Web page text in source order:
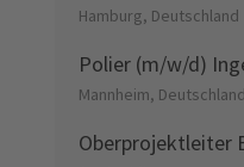
Hamburg, Deutschland
Polier (m/w/d)
Mannheim, Deutschland
Oberprojektleiter